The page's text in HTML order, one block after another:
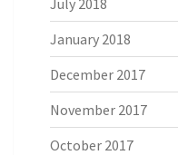
January 2018
December 2017
November 2017
October 2017